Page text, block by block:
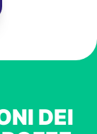
DEI